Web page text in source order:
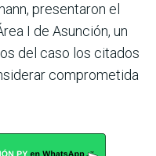
presentaron el
I de Asunción, un
del caso los citados
comprometida